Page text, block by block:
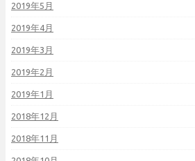
2019年5月
2019年4月
2019年3月
2019年2月
2019年1月
2018年12月
2018年11月